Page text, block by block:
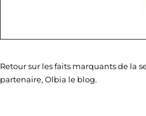
Retour sur les faits marquants de la
partenaire, Olbia le blog.